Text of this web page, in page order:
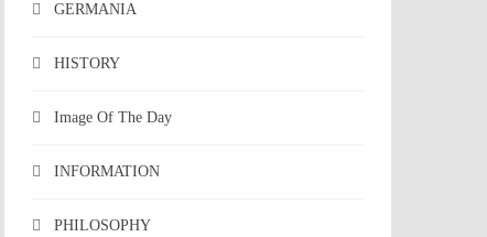
GERMANIA
HISTORY
Image Of The Day
INFORMATION
PHILOSOPHY